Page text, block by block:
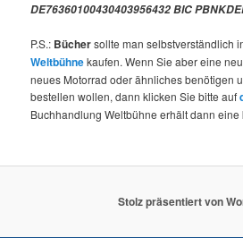
DE76360100430403956432 BIC
P.S.: Büchersollte man selbstverständlich
Weltbühnekaufen. Wenn Sie aber eine
neues Motorrad oder ähnliches benötigen
bestellen wollen, dann klicken Sie bitte auf
Buchhandlung Weltbühne erhält dann eine
Stolz präsentiert von